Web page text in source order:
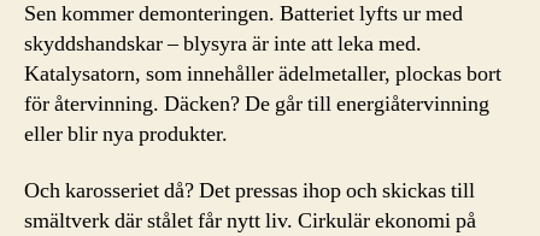
Sen kommer demonteringen. Batteriet lyfts ur med
skyddshandskar – blysyra är inte att leka med.
Katalysatorn, som innehåller ädelmetaller, plockas bort
för återvinning. Däcken? De går till energiåtervinning
eller blir nya produkter.
Och karosseriet då? Det pressas ihop och skickas till
smältverk där stålet får nytt liv. Cirkulär ekonomi på